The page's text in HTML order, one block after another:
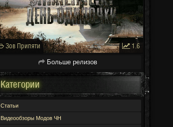
Зов Припяти 1.6
Больше релизов
Категории
Статьи
Видеообзоры Модов ЧН